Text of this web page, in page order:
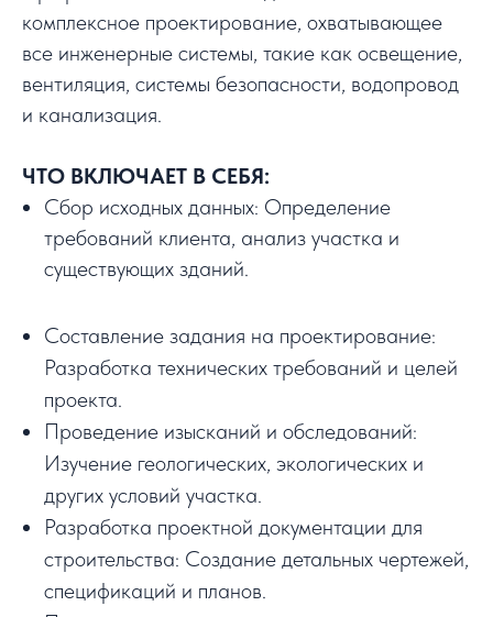
комплексное проектирование, охватывающее
все инженерные системы, такие как освещение,
вентиляция, системы безопасности, водопровод
и канализация.
ЧТО ВКЛЮЧАЕТ В СЕБЯ:
Сбор исходных данных: Определение
требований клиента, анализ участка и
существующих зданий.
Составление задания на проектирование:
Разработка технических требований и целей
проекта.
Проведение изысканий и обследований:
Изучение геологических, экологических и
других условий участка.
Разработка проектной документации для
строительства: Создание детальных чертежей,
спецификаций и планов.